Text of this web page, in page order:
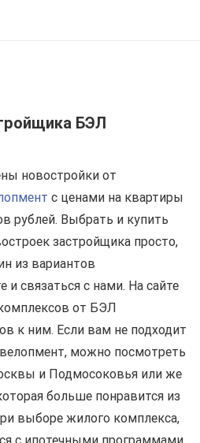
БЭЛ
новостройки от
с ценами на квартиры
рублей. Выбрать и купить
застройщика просто,
из вариантов
и связаться с нами. На сайте
от БЭЛ
к ним. Если вам не подходит
можно посмотреть
и Подмосоковья или же
больше понравится из
выборе жилого комплекса,